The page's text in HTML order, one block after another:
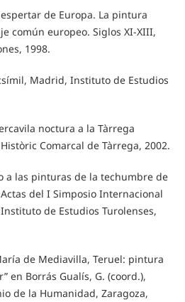
de Europa. La pintura
común europeo. Siglos XI-XIII,
1998.
Madrid, Instituto de Estudios
noctura a la Tàrrega
Comarcal de Tàrrega, 2002.
a las pinturas de la techumbre de
del I Simposio Internacional
de Estudios Turolenses,
de Mediavilla, Teruel: pintura
en Borrás Gualís, G. (coord.),
de la Humanidad, Zaragoza,